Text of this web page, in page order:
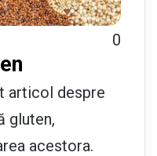
0
articol despre
gluten,
acestora.